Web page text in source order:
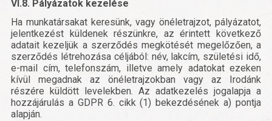
VI.8. Pályázatok kezelése
Ha munkatársakat keresünk, vagy önéletrajzot, pályázatot,
jelentkezést küldenek részünkre, az érintett következő
adatait kezeljük a szerződés megkötését megelőzően, a
szerződés létrehozása céljából: név, lakcím, születési idő,
e-mail cím, telefonszám, illetve amely adatokat ezeken
kívül megadnak az önéletrajzokban vagy az Irodánk
részére küldött levelekben. Az adatkezelés jogalapja a
hozzájárulás a GDPR 6. cikk (1) bekezdésének a) pontja
alapján.